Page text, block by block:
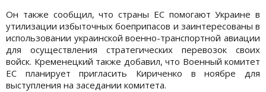
Он также сообщил, что страны ЕС помогают Украине в
утилизации избыточных боеприпасов и заинтересованы в
использовании украинской военно-транспортной авиации
для осуществления стратегических перевозок своих
войск. Кременецкий также добавил, что Военный комитет
ЕС планирует пригласить Кириченко в ноябре для
выступления на заседании комитета.